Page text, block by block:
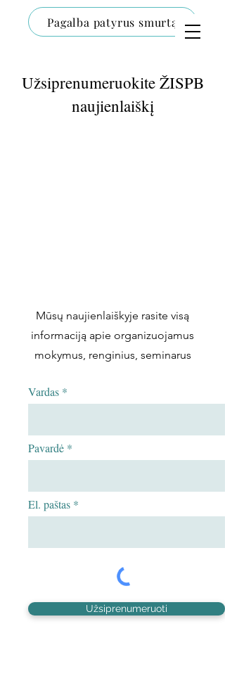
Pagalba patyrus smurtą
Užsiprenumeruokite ŽISPB
naujienlaiškį
Mūsų naujienlaiškyje rasite visą
informaciją apie organizuojamus
mokymus, renginius, seminarus
Vardas
Pavardė
El. paštas
Užsiprenumeruoti